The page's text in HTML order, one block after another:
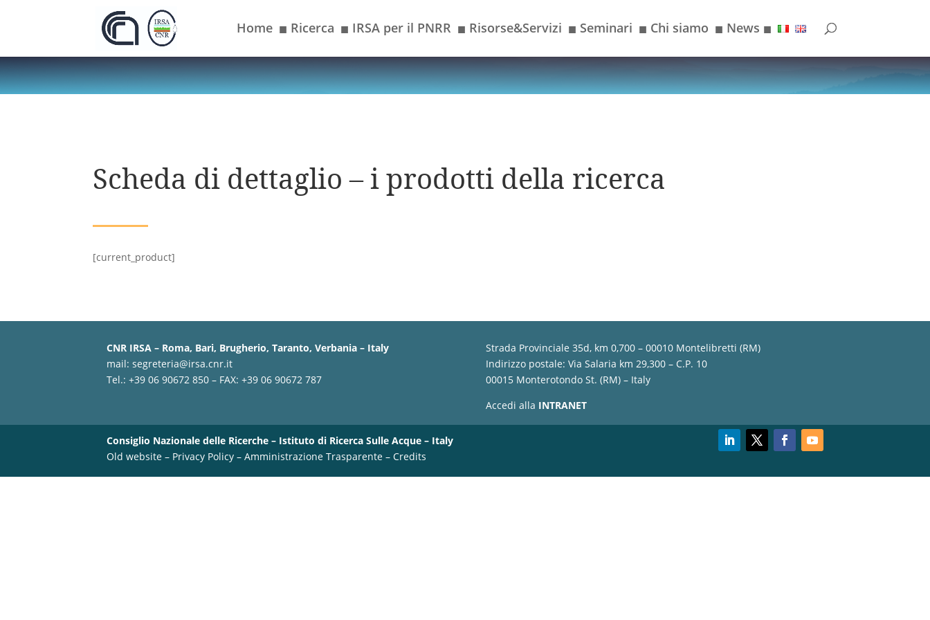
Home ■ Ricerca ■ IRSA per il PNRR ■ Risorse&Servizi ■ Seminari ■ Chi siamo ■ News ■
Scheda di dettaglio – i prodotti della ricerca
[current_product]
CNR IRSA – Roma, Bari, Brugherio, Taranto, Verbania – Italy
mail:segreteria@irsa.cnr.it
Tel.: +39 06 90672 850 – FAX: +39 06 90672 787
Strada Provinciale 35d, km 0,700 – 00010 Montelibretti (RM)
Indirizzo postale: Via Salaria km 29,300 – C.P. 10
00015 Monterotondo St. (RM) – Italy
Accedi alla INTRANET
Consiglio Nazionale delle Ricerche – Istituto di Ricerca Sulle Acque – Italy
Old website – Privacy Policy –Amministrazione Trasparente –Credits